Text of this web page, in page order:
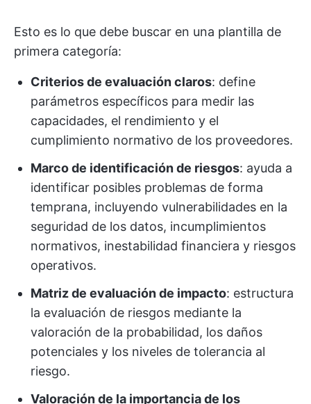
Esto es lo que debe buscar en una plantilla de
primera categoría:
Criterios de evaluación claros: define
parámetros específicos para medir las
capacidades, el rendimiento y el
cumplimiento normativo de los proveedores.
Marco de identificación de riesgos: ayuda a
identificar posibles problemas de forma
temprana, incluyendo vulnerabilidades en la
seguridad de los datos, incumplimientos
normativos, inestabilidad financiera y riesgos
operativos.
Matriz de evaluación de impacto: estructura
la evaluación de riesgos mediante la
valoración de la probabilidad, los daños
potenciales y los niveles de tolerancia al
riesgo.
Valoración de la importancia de los